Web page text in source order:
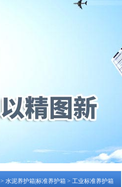
> 水泥养护箱|标准养护箱 > 工业标准养护箱